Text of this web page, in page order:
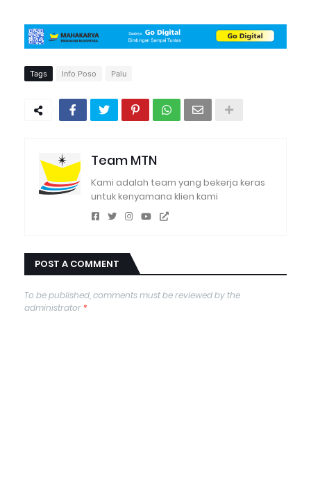
Tags Info Poso Palu
Team MTN
Kami adalah team yang bekerja keras
untuk kenyamana klien kami
POST A COMMENT
To be published, comments must be reviewed by the
administrator*